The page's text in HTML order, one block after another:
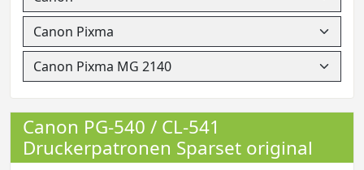
Canon PG-540 / CL-541
Druckerpatronen Sparset original